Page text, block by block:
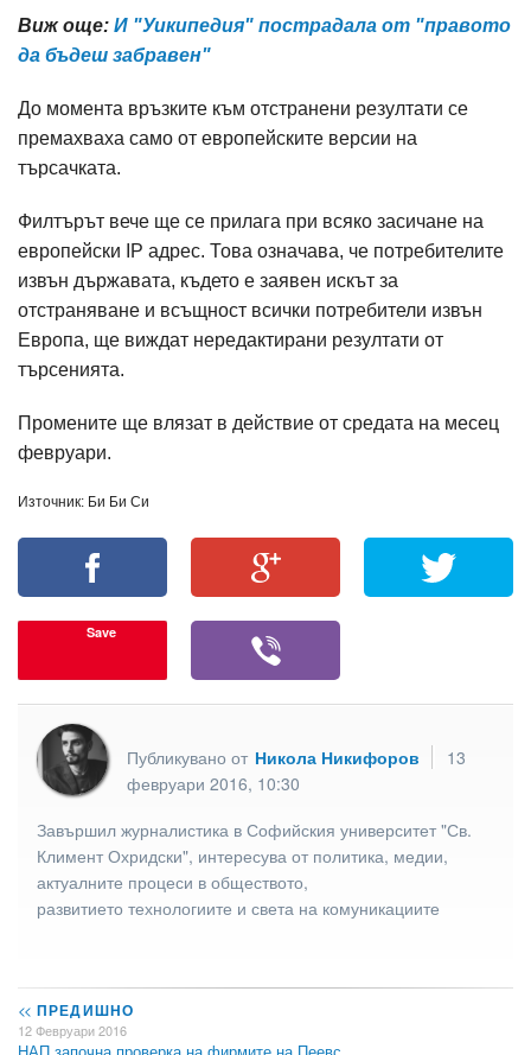
Виж още: И "Уикипедия" пострадала от "правото
да бъдеш забравен"
До момента връзките към отстранени резултати се
премахваха само от европейските версии на
търсачката.
Филтърът вече ще се прилага при всяко засичане на
европейски IP адрес. Това означава, че потребителите
извън държавата, където е заявен искът за
отстраняване и всъщност всички потребители извън
Европа, ще виждат нередактирани резултати от
търсенията.
Промените ще влязат в действие от средата на месец
февруари.
Източник: Би Би Си
Save
Публикувано от Никола Никифоров
13
февруари 2016, 10:30
Завършил журналистика в Софийския университет "Св.
Климент Охридски", интересува от политика, медии,
актуалните процеси в обществото,
развитието технологиите и света на комуникациите
<< ПРЕДИШНО
12 Февруари 2016